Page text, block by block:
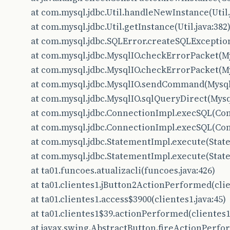
at
at com.mysql.jdbc.Util.getInstance(Util.java:382)
at
at
at
at
at
at
at
at
at
at ta01.funcoes.atualizacli(funcoes.java:426)
at
at ta01.clientes1.access$3900(clientes1.java:45)
at